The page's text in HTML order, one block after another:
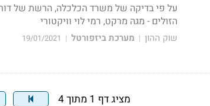
על פי בדיקה של משרד הכלכלה, הרשת של
הזולים - מגה מרקט, רמי לוי וויקטורי
שוק ההון | מערכת ביזפורטל |
19/01/2021
מציג דף 1 מתוך 4